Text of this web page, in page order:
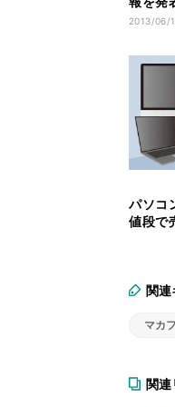
性に注
2013/06/
パソコ
値段で
関連
マカ
関連